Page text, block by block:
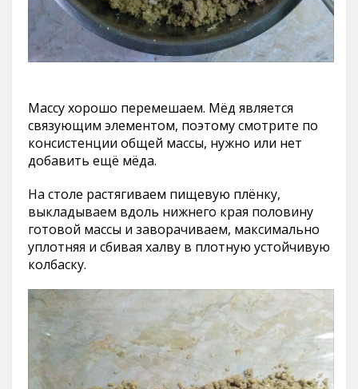
Массу хорошо перемешаем. Мёд является
связующим элементом, поэтому смотрите по
консистенции общей массы, нужно или нет
добавить ещё мёда.
На столе растягиваем пищевую плёнку,
выкладываем вдоль нижнего края половину
готовой массы и заворачиваем, максимально
уплотняя и сбивая халву в плотную устойчивую
колбаску.